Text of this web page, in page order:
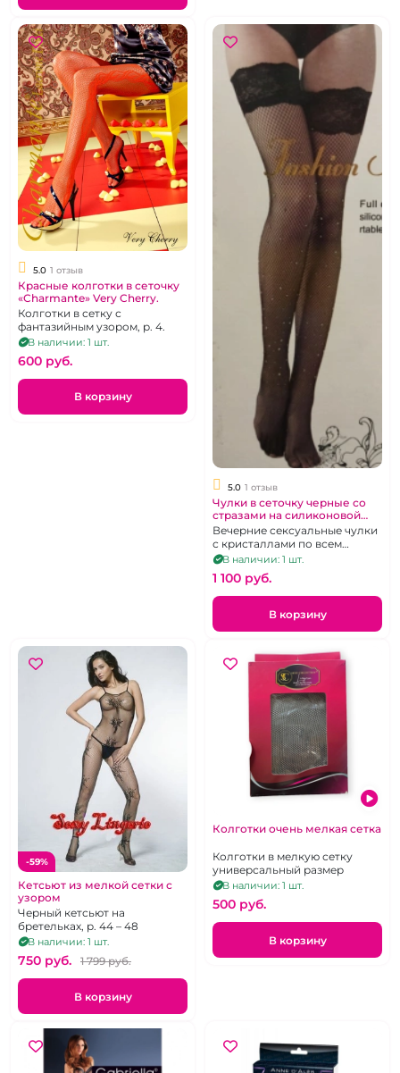
5.0 1 отзыв
Красные колготки в сеточку
«Charmante» Very Cherry.
Колготки в сетку с
фантазийным узором, р. 4.
В наличии: 1 шт.
600 pуб.
В корзину
5.0 1 отзыв
Чулки в сеточку черные со
стразами на силиконовой
кружевной резинке "Beileisi"
Вечерние сексуальные чулки
с кристаллами по всем
ножкам, р. 1-2 (38-42)
В наличии: 1 шт.
1 100 pуб.
В корзину
-59%
Кетсьют из мелкой сетки с
узором
Черный кетсьют на
бретельках, р. 44 – 48
В наличии: 1 шт.
750 pуб. 1 799 pуб.
В корзину
Колготки очень мелкая сетка
Колготки в мелкую сетку
универсальный размер
В наличии: 1 шт.
500 pуб.
В корзину